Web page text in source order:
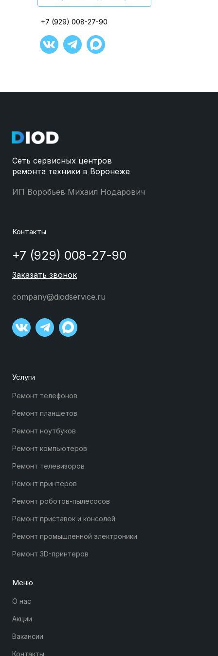
+7 (929) 008-27-90
+7 (929) 008-27-90
+7 (929) 008-27-90
+7 (929) 008-27-90
+7 (929) 008-27-90
Сеть сервисных центров
ремонта техники в Воронеже
ИП Воробьев Михаил Нодарович
Контакты
+7 (929) 008-27-90
Заказать звонок
company@diodservice.ru
Услуги
Ремонт телефонов
Ремонт планшетов
Ремонт ноутбуков
Ремонт компьютеров
Ремонт телевизоров
Ремонт принтеров
Ремонт роботов-пылесосов
Ремонт приставок и консолей
Ремонт промышленной электроники
Ремонт 3D-принтеров
Меню
О нас
Акции
Вакансии
Контакты